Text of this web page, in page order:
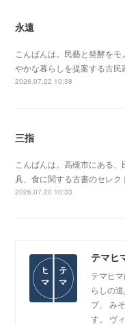
永遠
こんばんは。民藝と発酵を
やかな暮らしを提案する古民
2026.07.22 10:38
三指
こんばんは。高槻市にある
具、食に関する古書のセレク
2026.07.20 10:33
テマヒ
テマヒ
らしの
プ、 み
す。 ヴ